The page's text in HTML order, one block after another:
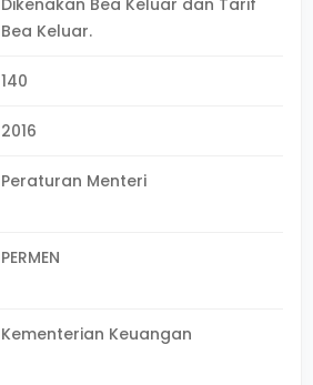
Dikenakan Bea Keluar dan Tarif
Bea Keluar.
140
2016
Peraturan Menteri
PERMEN
Kementerian Keuangan